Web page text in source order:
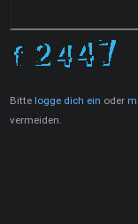
Bitte logge dich ein oder
vermeiden.